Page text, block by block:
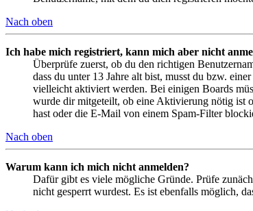
Nach oben
Ich habe mich registriert, kann mich aber nicht
Überprüfe zuerst, ob du den richtigen
dass du unter 13 Jahre alt bist, musst du bzw.
vielleicht aktiviert werden. Bei einigen Boards
wurde dir mitgeteilt, ob eine Aktivierung nötig ist
hast oder die E-Mail von einem Spam-Filter
Nach oben
Warum kann ich mich nicht anmelden?
Dafür gibt es viele mögliche Gründe. Prüfe
nicht gesperrt wurdest. Es ist ebenfalls möglich,